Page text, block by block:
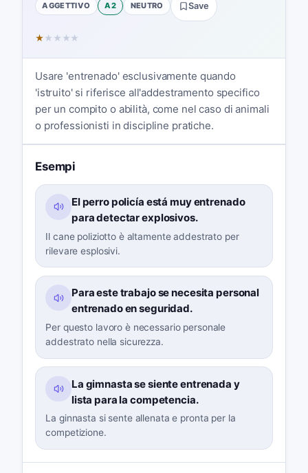
AGGETTIVO A2 NEUTRO Save
★ ★ ★ ★ ★
Usare 'entrenado' esclusivamente quando
'istruito' si riferisce all'addestramento specifico
per un compito o abilità, come nel caso di animali
o professionisti in discipline pratiche.
Esempi
El perro policía está muy entrenado
para detectar explosivos.
Il cane poliziotto è altamente addestrato per
rilevare esplosivi.
Para este trabajo se necesita personal
entrenado en seguridad.
Per questo lavoro è necessario personale
addestrato nella sicurezza.
La gimnasta se siente entrenada y
lista para la competencia.
La ginnasta si sente allenata e pronta per la
competizione.